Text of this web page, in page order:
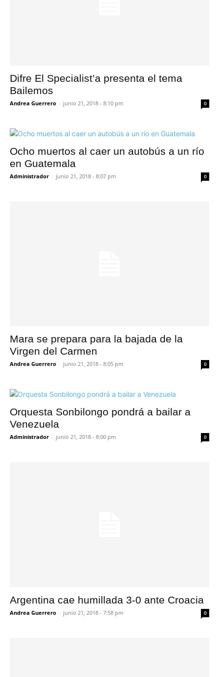
Difre El Specialist’a presenta el tema
Bailemos
Andrea Guerrero - junio 21, 2018 - 8:10 pm 0
Ocho muertos al caer un autobús a un río
en Guatemala
Administrador - junio 21, 2018 - 8:07 pm 0
Mara se prepara para la bajada de la
Virgen del Carmen
Andrea Guerrero - junio 21, 2018 - 8:05 pm 0
Orquesta Sonbilongo pondrá a bailar a
Venezuela
Administrador - junio 21, 2018 - 8:00 pm 0
Argentina cae humillada 3-0 ante Croacia
Andrea Guerrero - junio 21, 2018 - 7:58 pm 0